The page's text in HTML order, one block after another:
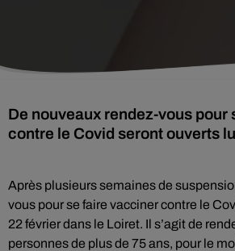
De nouveaux rendez-vous pour
contre le Covid seront ouverts
Après plusieurs semaines de
vous pour se faire vacciner contre le
22 février dans le Loiret. Il s’agit de
personnes de plus de 75 ans, pour le